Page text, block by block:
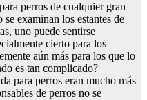
perros de cualquier gran
examinan los estantes de
uno puede sentirse
cierto para los
aún más para los que lo
es tan complicado?
para perros eran mucho más
de perros no se